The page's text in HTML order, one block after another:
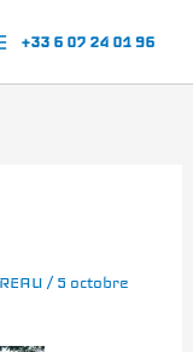
+33 6 07 24 01 96
/5 octobre